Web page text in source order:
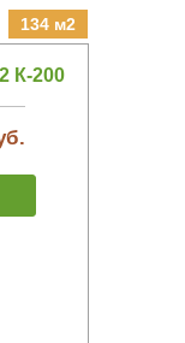
134 м2
К-200